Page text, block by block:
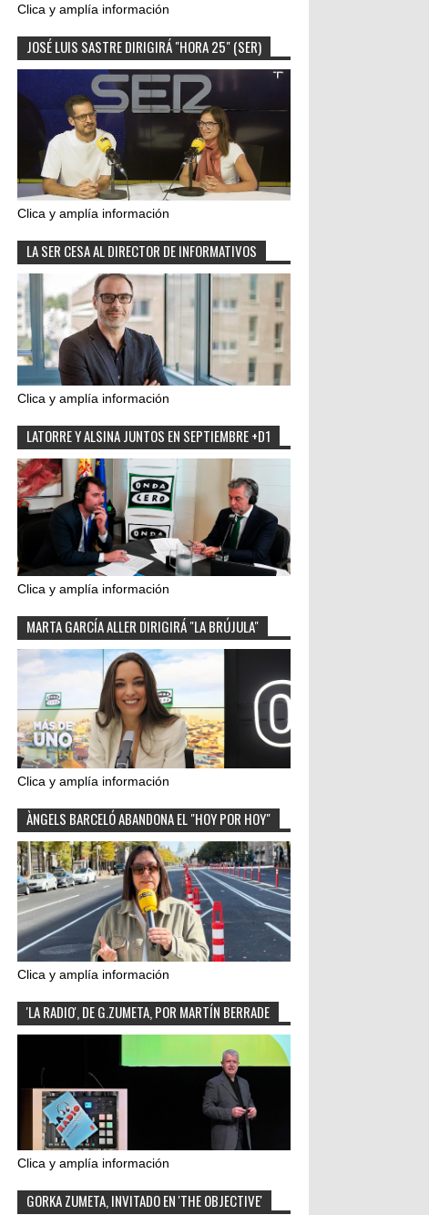
Clica y amplía información
JOSÉ LUIS SASTRE DIRIGIRÁ "HORA 25" (SER)
Clica y amplía información
LA SER CESA AL DIRECTOR DE INFORMATIVOS
Clica y amplía información
LATORRE Y ALSINA JUNTOS EN SEPTIEMBRE +D1
Clica y amplía información
MARTA GARCÍA ALLER DIRIGIRÁ "LA BRÚJULA"
Clica y amplía información
ÀNGELS BARCELÓ ABANDONA EL "HOY POR HOY"
Clica y amplía información
'LA RADIO', DE G.ZUMETA, POR MARTÍN BERRADE
Clica y amplía información
GORKA ZUMETA, INVITADO EN 'THE OBJECTIVE'